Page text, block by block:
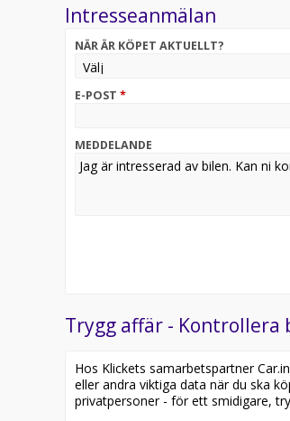
Utrustning inkluderar:
- Apple Carplay
- Parkeringssensorer fram och bak
- Bluetooth
2025-10-17 - 1964 mil
för att:
• Se närbilder och film på bilen
• Reservera bilen direkt online
Intresseanmälan
NÄR ÄR KÖPET AKTUELLT?
E-POST *
MEDDELANDE
Trygg affär -
Hos Klickets samarbetspartner
eller andra viktiga data när du ska
privatpersoner - för ett smidigare,